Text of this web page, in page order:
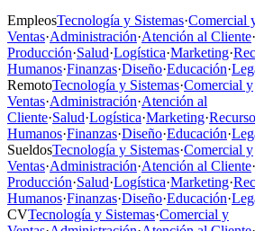
EmpleosTecnología y Sistemas·Comercial
Ventas·Administración·Atención al Cliente·
Producción·Salud·Logística·Marketing·
Humanos·Finanzas·Diseño·Educación·
RemotoTecnología y Sistemas·Comercial y
Ventas·Administración·Atención al
Cliente·Salud·Logística·Marketing·
Humanos·Finanzas·Diseño·Educación·
SueldosTecnología y Sistemas·Comercial y
Ventas·Administración·Atención al Cliente·
Producción·Salud·Logística·Marketing·
Humanos·Finanzas·Diseño·Educación·
CVTecnología y Sistemas·Comercial y